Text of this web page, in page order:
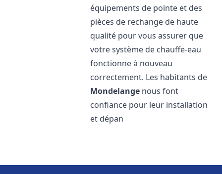
équipements de pointe et des
pièces de rechange de haute
qualité pour vous assurer que
votre système de chauffe-eau
fonctionne à nouveau
correctement. Les habitants de
Mondelange nous font
confiance pour leur installation
et dépan